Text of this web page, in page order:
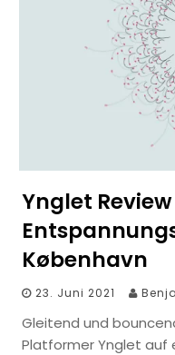
Ynglet
København
23. Juni 2021
Gleitend und
Platformer Ynglet auf